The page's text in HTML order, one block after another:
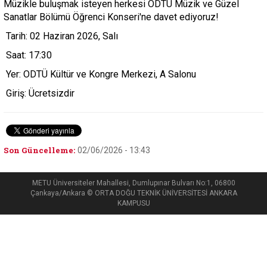
Müzikle buluşmak isteyen herkesi ODTÜ Müzik ve Güzel
Sanatlar Bölümü Öğrenci Konseri'ne davet ediyoruz!
Tarih: 02 Haziran 2026, Salı
Saat: 17:30
Yer: ODTÜ Kültür ve Kongre Merkezi, A Salonu
Giriş: Ücretsizdir
Son Güncelleme: 02/06/2026 - 13:43
METU Üniversiteler Mahallesi, Dumlupınar Bulvarı No:1, 06800
Çankaya/Ankara © ORTA DOĞU TEKNİK ÜNİVERSİTESİ ANKARA
KAMPUSU